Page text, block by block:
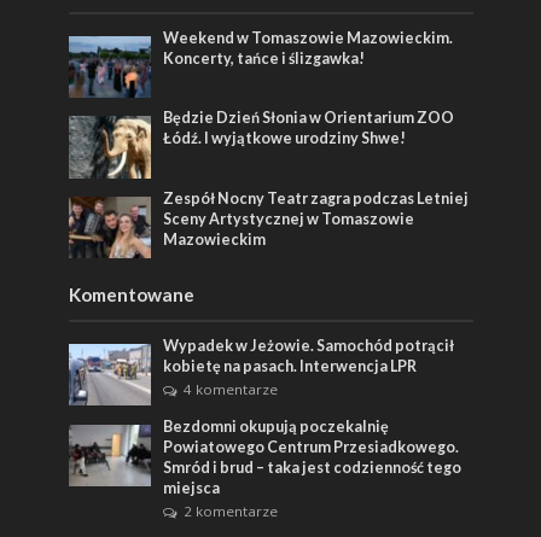
Weekend w Tomaszowie Mazowieckim.
Koncerty, tańce i ślizgawka!
Będzie Dzień Słonia w Orientarium ZOO
Łódź. I wyjątkowe urodziny Shwe!
Zespół Nocny Teatr zagra podczas Letniej
Sceny Artystycznej w Tomaszowie
Mazowieckim
Komentowane
Wypadek w Jeżowie. Samochód potrącił
kobietę na pasach. Interwencja LPR
4 komentarze
Bezdomni okupują poczekalnię
Powiatowego Centrum Przesiadkowego.
Smród i brud – taka jest codzienność tego
miejsca
2 komentarze